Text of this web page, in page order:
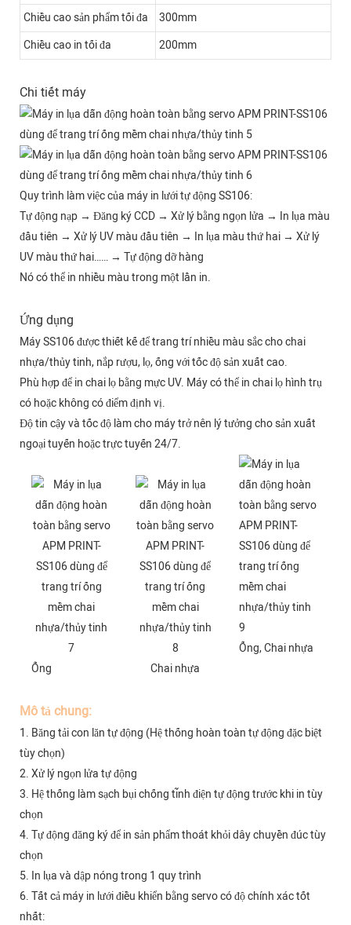
Chiều cao sản phẩm tối đa
300mm
Chiều cao in tối đa
200mm
Chi tiết máy
Quy trình làm việc của máy in lưới tự động SS106:
Tự động nạp → Đăng ký CCD → Xử lý bằng ngọn lửa → In lụa màu
đầu tiên → Xử lý UV màu đầu tiên → In lụa màu thứ hai → Xử lý
UV màu thứ hai…… → Tự động dỡ hàng
Nó có thể in nhiều màu trong một lần in.
Ứng dụng
Máy SS106 được thiết kế để trang trí nhiều màu sắc cho chai
nhựa/thủy tinh, nắp rượu, lọ, ống với tốc độ sản xuất cao.
Phù hợp để in chai lọ bằng mực UV. Máy có thể in chai lọ hình trụ
có hoặc không có điểm định vị.
Độ tin cậy và tốc độ làm cho máy trở nên lý tưởng cho sản xuất
ngoại tuyến hoặc trực tuyến 24/7.
Ống Chai nhựa
Ống, Chai nhựa
Mô tả chung:
1. Băng tải con lăn tự động (Hệ thống hoàn toàn tự động đặc biệt
tùy chọn)
2. Xử lý ngọn lửa tự động
3. Hệ thống làm sạch bụi chống tĩnh điện tự động trước khi in tùy
chọn
4. Tự động đăng ký để in sản phẩm thoát khỏi dây chuyền đúc tùy
chọn
5. In lụa và dập nóng trong 1 quy trình
6. Tất cả máy in lưới điều khiển bằng servo có độ chính xác tốt
nhất: